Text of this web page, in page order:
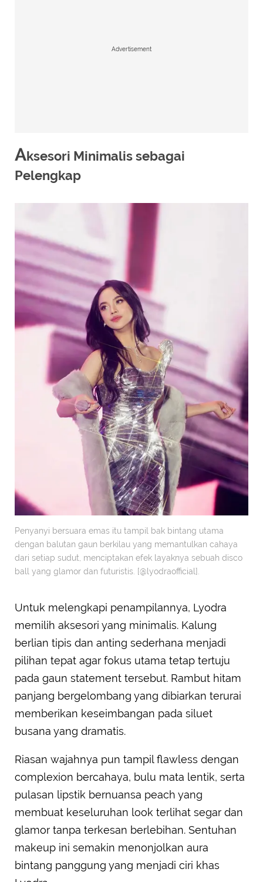
Advertisement
Aksesori Minimalis sebagai
Pelengkap
Penyanyi bersuara emas itu tampil bak bintang utama
dengan balutan gaun berkilau yang memantulkan cahaya
dari setiap sudut, menciptakan efek layaknya sebuah disco
ball yang glamor dan futuristis. [@lyodraofficial].
Untuk melengkapi penampilannya, Lyodra
memilih aksesori yang minimalis. Kalung
berlian tipis dan anting sederhana menjadi
pilihan tepat agar fokus utama tetap tertuju
pada gaun statement tersebut. Rambut hitam
panjang bergelombang yang dibiarkan terurai
memberikan keseimbangan pada siluet
busana yang dramatis.
Riasan wajahnya pun tampil flawless dengan
complexion bercahaya, bulu mata lentik, serta
pulasan lipstik bernuansa peach yang
membuat keseluruhan look terlihat segar dan
glamor tanpa terkesan berlebihan. Sentuhan
makeup ini semakin menonjolkan aura
bintang panggung yang menjadi ciri khas